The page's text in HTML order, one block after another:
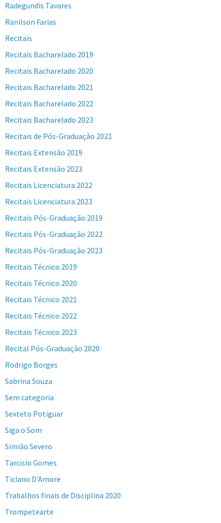
Radegundis Tavares
Ranilson Farias
Recitais
Recitais Bacharelado 2019
Recitais Bacharelado 2020
Recitais Bacharelado 2021
Recitais Bacharelado 2022
Recitais Bacharelado 2023
Recitais de Pós-Graduação 2021
Recitais Extensão 2019
Recitais Extensão 2023
Recitais Licenciatura 2022
Recitais Licenciatura 2023
Recitais Pós-Graduação 2019
Recitais Pós-Graduação 2022
Recitais Pós-Graduação 2023
Recitais Técnico 2019
Recitais Técnico 2020
Recitais Técnico 2021
Recitais Técnico 2022
Recitais Técnico 2023
Recital Pós-Graduação 2020
Rodrigo Borges
Sabrina Souza
Sem categoria
Sexteto Potiguar
Siga o Som
Simião Severo
Tarcisio Gomes
Ticiano D'Amore
Trabalhos finais de Disciplina 2020
Trompetearte